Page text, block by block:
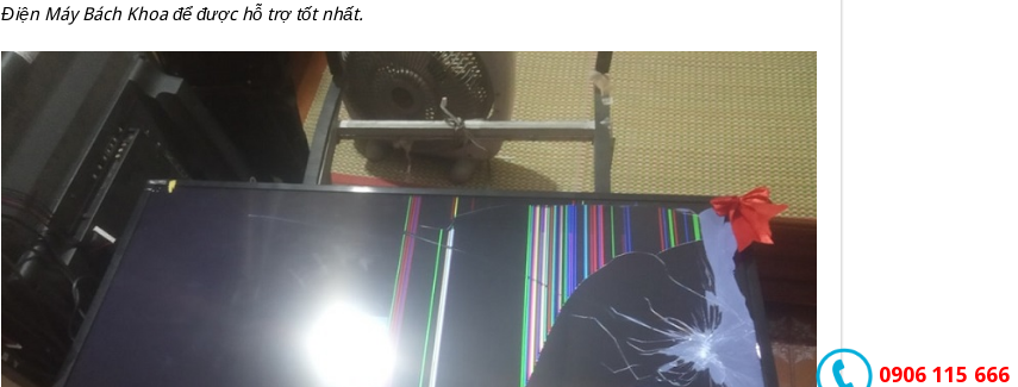
Điện Máy Bách Khoa để được hỗ trợ tốt nhất.
0906 115 666